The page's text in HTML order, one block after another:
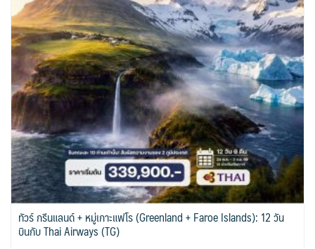
ทัวร์ กรีนแลนด์ + หมู่เกาะแฟโร (Greenland + Faroe Islands): 12 วัน
บินกับ Thai Airways (TG)